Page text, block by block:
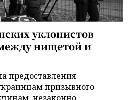
уклонистов
нищетой и
предоставления
призывного
незаконно